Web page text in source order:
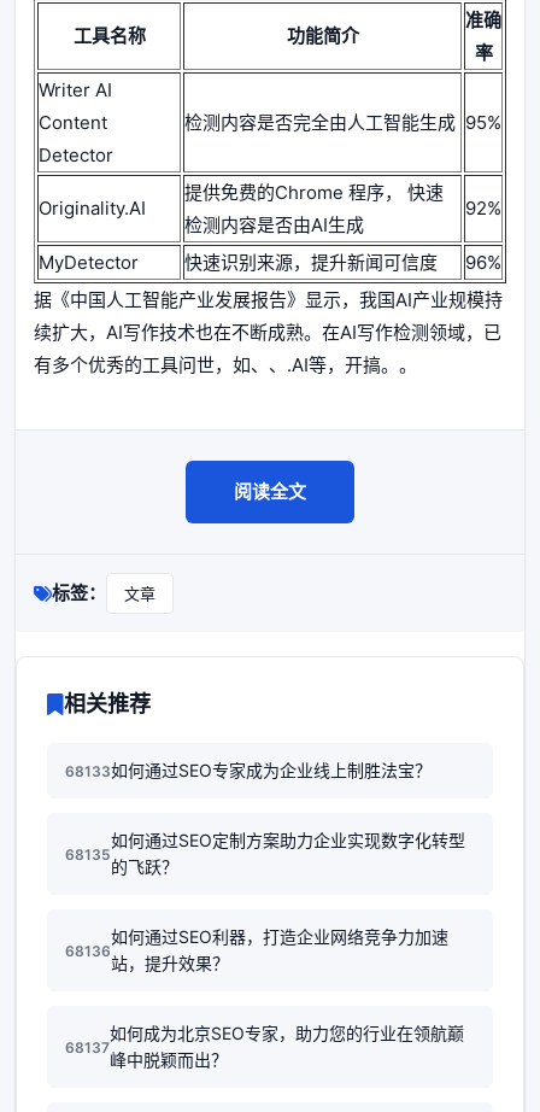
工具名称 功能简介
准确
率
Writer AI
Content
Detector
检测内容是否完全由人工智能生成 95%
Originality.AI
提供免费的Chrome 程序， 快速
检测内容是否由AI生成
92%
MyDetector 快速识别来源，提升新闻可信度
96%
据《中国人工智能产业发展报告》显示，我国AI产业规模持
续扩大，AI写作技术也在不断成熟。在AI写作检测领域，已
有多个优秀的工具问世，如、、.AI等，开搞。。
阅读全文
标签： 文章
相关推荐
68133如何通过SEO专家成为企业线上制胜法宝？
68135
如何通过SEO定制方案助力企业实现数字化转型
的飞跃？
68136
如何通过SEO利器，打造企业网络竞争力加速
站，提升效果？
68137
如何成为北京SEO专家，助力您的行业在领航巅
峰中脱颖而出？